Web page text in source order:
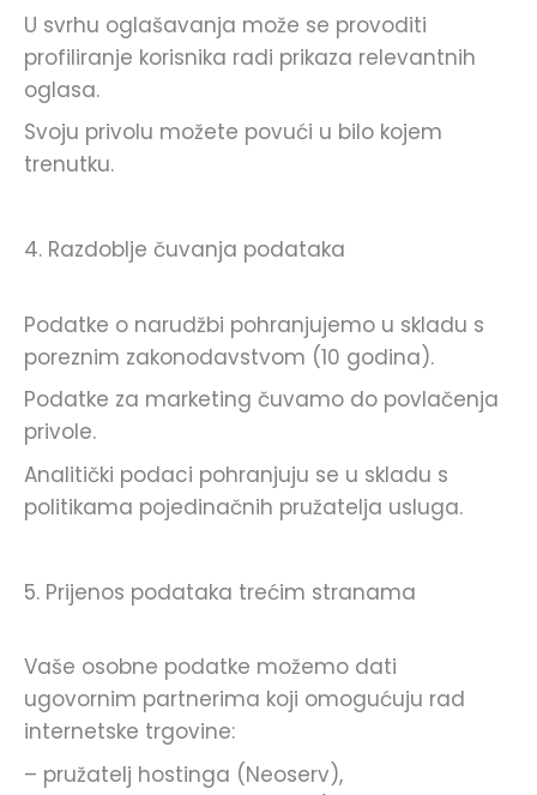
U svrhu oglašavanja može se provoditi
profiliranje korisnika radi prikaza relevantnih
oglasa.
Svoju privolu možete povući u bilo kojem
trenutku.
4. Razdoblje čuvanja podataka
Podatke o narudžbi pohranjujemo u skladu s
poreznim zakonodavstvom (10 godina).
Podatke za marketing čuvamo do povlačenja
privole.
Analitički podaci pohranjuju se u skladu s
politikama pojedinačnih pružatelja usluga.
5. Prijenos podataka trećim stranama
Vaše osobne podatke možemo dati
ugovornim partnerima koji omogućuju rad
internetske trgovine:
– pružatelj hostinga (Neoserv),